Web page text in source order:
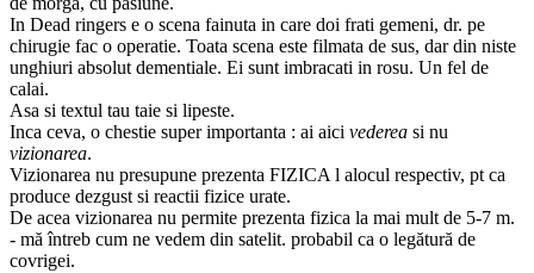
In Dead ringers e o scena fainuta in care doi frati gemeni, dr. pe
chirugie fac o operatie. Toata scena este filmata de sus, dar din niste
unghiuri absolut dementiale. Ei sunt imbracati in rosu. Un fel de
calai.
Asa si textul tau taie si lipeste.
Inca ceva, o chestie super importanta : ai aici vederea si nu
vizionarea.
Vizionarea nu presupune prezenta FIZICA l alocul respectiv, pt ca
produce dezgust si reactii fizice urate.
De acea vizionarea nu permite prezenta fizica la mai mult de 5-7 m.
- mă întreb cum ne vedem din satelit. probabil ca o legătură de
covrigei.